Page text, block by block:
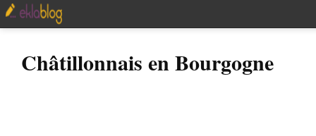
Châtillonnais en Bourgogne